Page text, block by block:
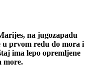
na jugozapadu
u prvom redu do mora i
ima lepo opremljene
more.